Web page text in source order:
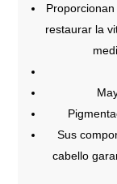
restaurar la
Sus
cabello